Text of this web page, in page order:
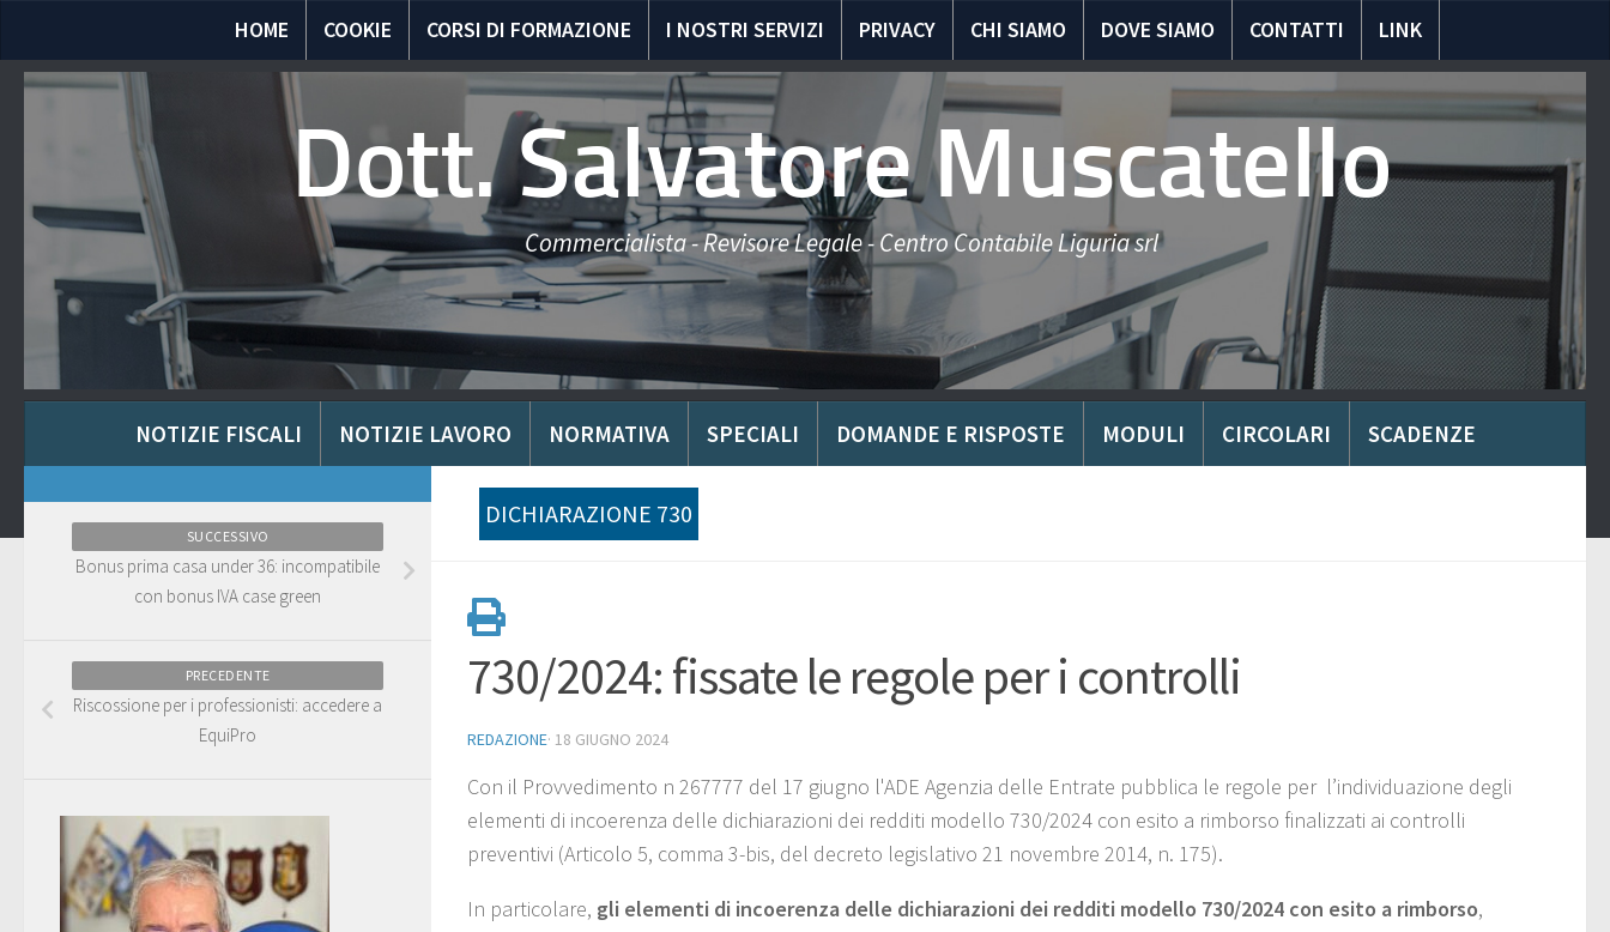
HOME COOKIE CORSI DI FORMAZIONE I NOSTRI SERVIZI PRIVACY CHI SIAMO DOVE SIAMO CONTATTI LINK
Dott. Salvatore Muscatello
Commercialista - Revisore Legale - Centro Contabile Liguria srl
NOTIZIE FISCALI NOTIZIE LAVORO NORMATIVA SPECIALI DOMANDE E RISPOSTE MODULI CIRCOLARI SCADENZE
DICHIARAZIONE 730
730/2024: fissate le regole per i controlli
REDAZIONE· 18 GIUGNO 2024
Con il Provvedimento n 267777 del 17 giugno l'ADE Agenzia delle Entrate pubblica le regole per l’individuazione degli
elementi di incoerenza delle dichiarazioni dei redditi modello 730/2024 con esito a rimborso finalizzati ai controlli
preventivi (Articolo 5, comma 3-bis, del decreto legislativo 21 novembre 2014, n. 175).
In particolare, gli elementi di incoerenza delle dichiarazioni dei redditi modello 730/2024 con esito a rimborso,
SUCCESSIVO
Bonus prima casa under 36: incompatibile
con bonus IVA case green
PRECEDENTE
Riscossione per i professionisti: accedere a
EquiPro